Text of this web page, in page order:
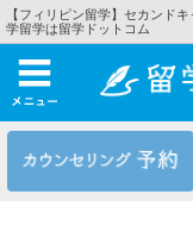
【フィリピン留学】セカンド
学留学は留学ドットコム
メニュー